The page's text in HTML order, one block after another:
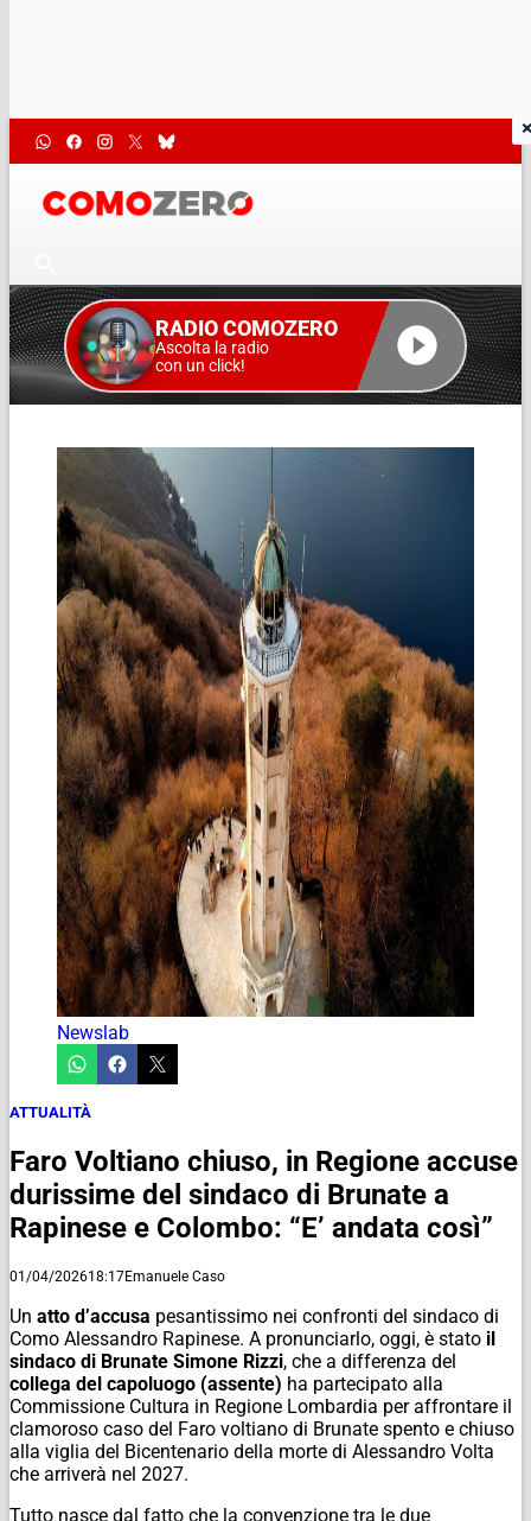
RADIO COMOZERO
Ascolta la radio
con un click!
Newslab
ATTUALITÀ
Faro Voltiano chiuso, in Regione accuse
durissime del sindaco di Brunate a
Rapinese e Colombo: “E’ andata così”
01/04/202618:17Emanuele Caso
Un atto d’accusa pesantissimo nei confronti del sindaco di
Como Alessandro Rapinese. A pronunciarlo, oggi, è stato il
sindaco di Brunate Simone Rizzi, che a differenza del
collega del capoluogo (assente) ha partecipato alla
Commissione Cultura in Regione Lombardia per affrontare il
clamoroso caso del Faro voltiano di Brunate spento e chiuso
alla viglia del Bicentenario della morte di Alessandro Volta
che arriverà nel 2027.
Tutto nasce dal fatto che la convenzione tra le due